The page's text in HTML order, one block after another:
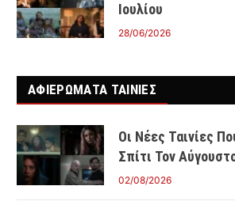
Ιουλίου
28/06/2026
ΑΦΙΕΡΩΜΑΤΑ ΤΑΙΝΊΕΣ
Οι Νέες Ταινίες
Σπίτι Τον
02/08/2026